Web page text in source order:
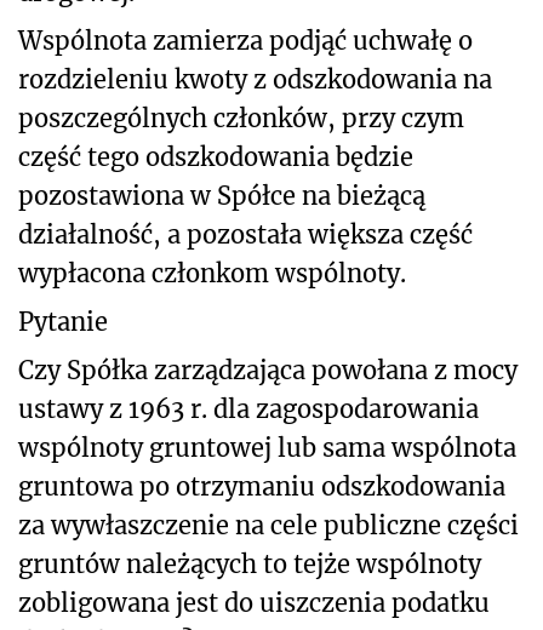
Wspólnota zamierza podjąć uchwałę o
rozdzieleniu kwoty z odszkodowania na
poszczególnych członków, przy czym
część tego odszkodowania będzie
pozostawiona w Spółce na bieżącą
działalność, a pozostała większa część
wypłacona członkom wspólnoty.
Pytanie
Czy Spółka zarządzająca powołana z mocy
ustawy z 1963 r. dla zagospodarowania
wspólnoty gruntowej lub sama wspólnota
gruntowa po otrzymaniu odszkodowania
za wywłaszczenie na cele publiczne części
gruntów należących to tejże wspólnoty
zobligowana jest do uiszczenia podatku